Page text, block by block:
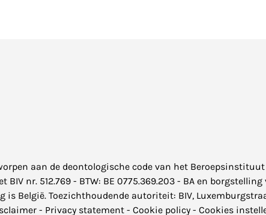
aan de deontologische code van het
nr. 512.769 - BTW: BE 0775.369.203 - BA en
is België. Toezichthoudende autoriteit: BIV,
- Privacy statement - Cookie policy - Cookies